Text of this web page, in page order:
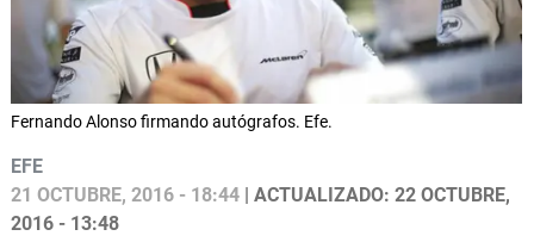
Fernando Alonso firmando autógrafos. Efe.
EFE
21 OCTUBRE, 2016 - 18:44 | ACTUALIZADO: 22 OCTUBRE,
2016 - 13:48